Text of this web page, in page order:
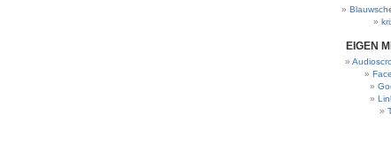
EIGEN